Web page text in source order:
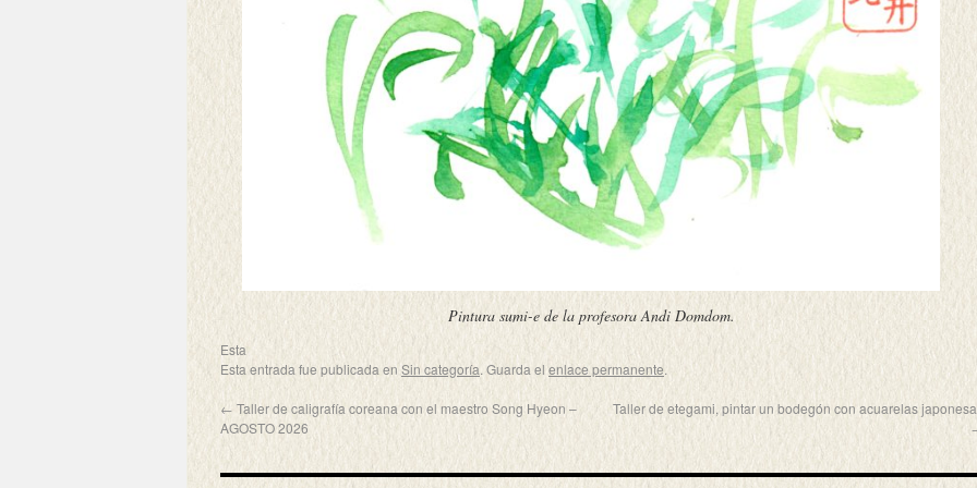
Pintura sumi-e de la profesora Andi Domdom.
Esta
Esta entrada fue publicada enSin categoría. Guarda el enlace permanente.
← Taller de caligrafía coreana con el maestro Song Hyeon –
AGOSTO 2026
Taller de etegami, pintar un bodegón con acuarelas